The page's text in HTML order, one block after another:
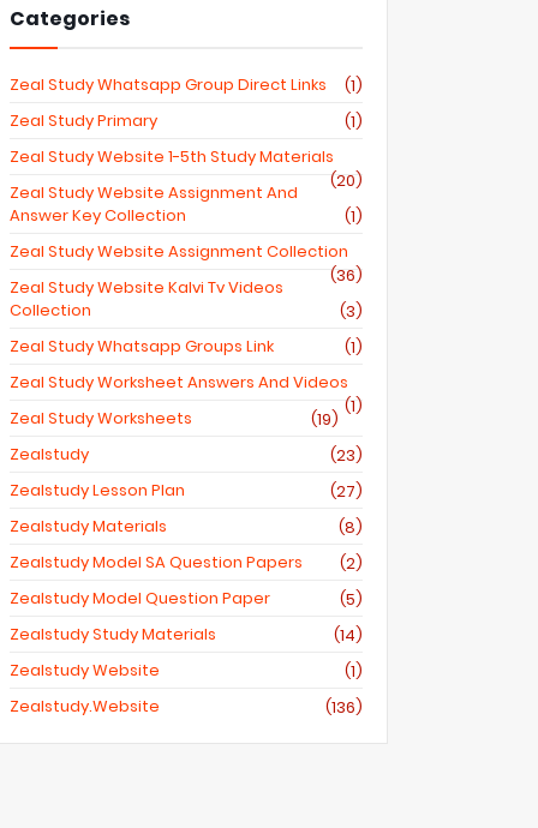
Categories
Zeal Study Whatsapp Group Direct Links
(1)
Zeal Study Primary
(1)
Zeal Study Website 1-5th Study Materials
(20)
Zeal Study Website Assignment And
Answer Key Collection
(1)
Zeal Study Website Assignment Collection
(36)
Zeal Study Website Kalvi Tv Videos
Collection
(3)
Zeal Study Whatsapp Groups Link
(1)
Zeal Study Worksheet Answers And Videos
(1)
Zeal Study Worksheets
(19)
Zealstudy
(23)
Zealstudy Lesson Plan
(27)
Zealstudy Materials
(8)
Zealstudy Model SA Question Papers
(2)
Zealstudy Model Question Paper
(5)
Zealstudy Study Materials
(14)
Zealstudy Website
(1)
Zealstudy.website
(136)